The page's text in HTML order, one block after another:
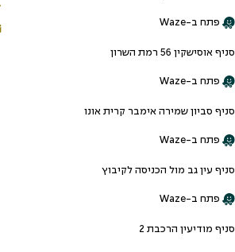
פתח ב-Waze
סניף אוסישקין 56 רמת השרון
פתח ב-Waze
סניף סביון שמירה אימבר קרית אונו
פתח ב-Waze
סניף עין גב מול הכניסה לקיבוץ
פתח ב-Waze
סניף מודיעין הרכבת 2